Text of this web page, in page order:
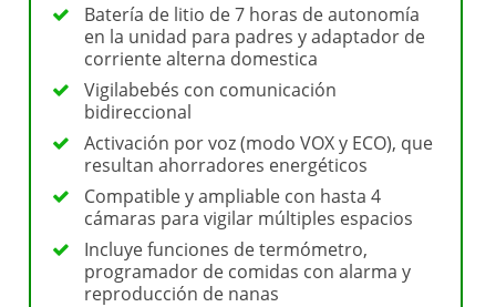
Batería de litio de 7 horas de autonomía
en la unidad para padres y adaptador de
corriente alterna domestica
Vigilabebés con comunicación
bidireccional
Activación por voz (modo VOX y ECO), que
resultan ahorradores energéticos
Compatible y ampliable con hasta 4
cámaras para vigilar múltiples espacios
Incluye funciones de termómetro,
programador de comidas con alarma y
reproducción de nanas